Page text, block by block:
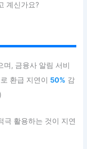
계신가요?
, 금융사 알림 서비
환급 지연이 50% 감
극 활용하는 것이 지연